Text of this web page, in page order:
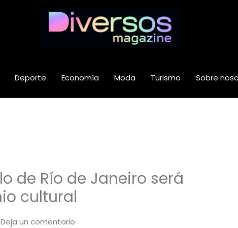
Deporte Economía Moda Turismo Sobre
de Río de Janeiro será
cultural
Deja un comentario